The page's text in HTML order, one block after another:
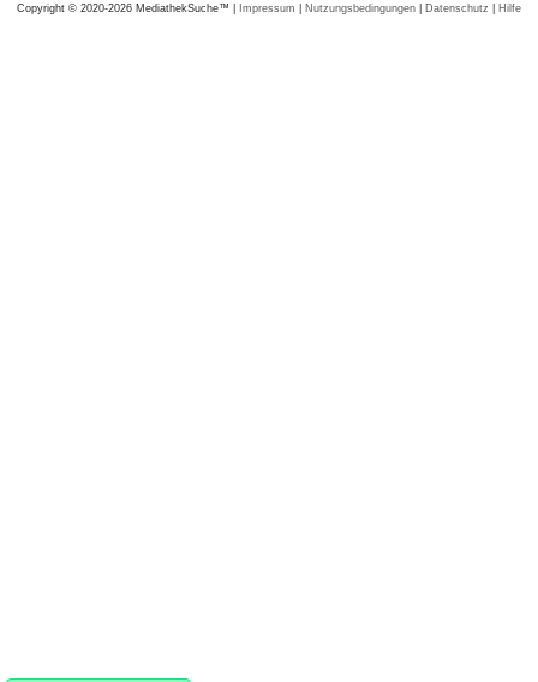
Copyright © 2020-2026 MediathekSuche™ | Impressum | Nutzungsbedingungen | Datenschutz | Hilfe